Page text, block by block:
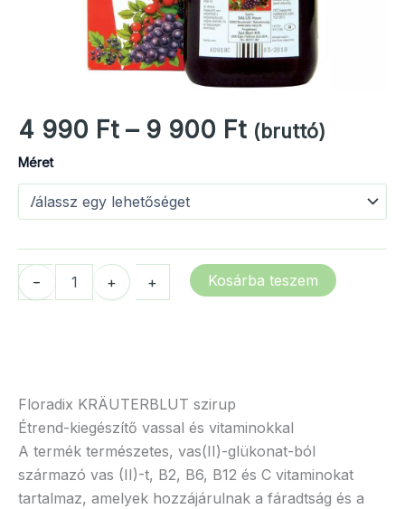
4 990 Ft – 9 900 FtÁrtartomány:
990 Ft
9
900 Ft
(bruttó)
Méret
-
-
Floradix
gyógynövény
+ + Kosárba teszem
Floradix KRÄUTERBLUT szirup
Étrend-kiegészítő vassal és vitaminokkal
A termék természetes, vas(II)-glükonat-ból
származó vas (II)-t, B2, B6, B12 és C vitaminokat
tartalmaz, amelyek hozzájárulnak a fáradtság és a